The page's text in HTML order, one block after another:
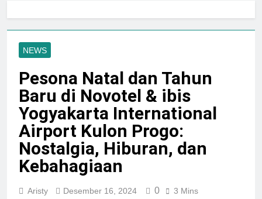
Agustus 2026 Dengan Tema
Nation Heritage
Plaza Ambarrukmo Rayakan
Hingga 80% Dan Rangkaian
Event Spesial
NEWS
Pesona Natal dan Tahun
Baru di Novotel & ibis
Yogyakarta International
Airport Kulon Progo:
Nostalgia, Hiburan, dan
Kebahagiaan
Aristy Desember 16, 2024 0 3 Mins